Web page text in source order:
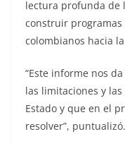
lectura profunda de
construir
colombianos hacia
“Este informe nos
las limitaciones y
Estado y que en el
resolver”, puntualizó.